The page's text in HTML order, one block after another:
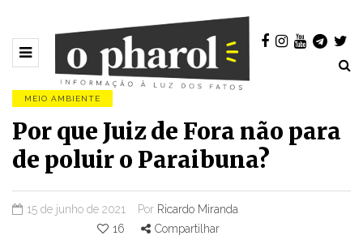
MEIO AMBIENTE
Por que Juiz de Fora não para
de poluir o Paraibuna?
15 de junho de 2021 Por Ricardo Miranda
16
Compartilhar